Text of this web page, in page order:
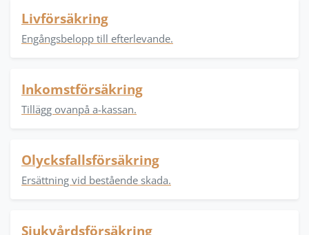
Livförsäkring
Engångsbelopp till efterlevande.
Inkomstförsäkring
Tillägg ovanpå a-kassan.
Olycksfallsförsäkring
Ersättning vid bestående skada.
Sjukvårdsförsäkring